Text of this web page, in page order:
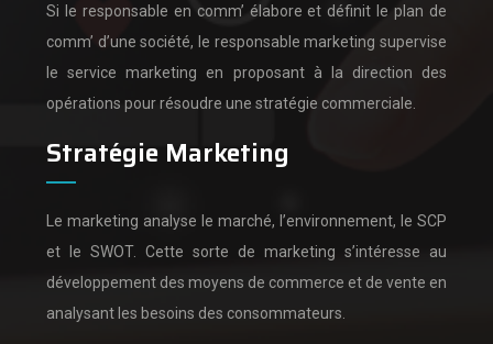
Si le responsable en comm’ élabore et définit le plan de
comm’ d’une société, le responsable marketing supervise
le service marketing en proposant à la direction des
opérations pour résoudre une stratégie commerciale.
Stratégie Marketing
Le marketing analyse le marché, l’environnement, le SCP
et le SWOT. Cette sorte de marketing s’intéresse au
développement des moyens de commerce et de vente en
analysant les besoins des consommateurs.